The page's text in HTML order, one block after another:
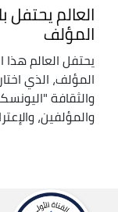
العالم يحتفل
المؤلف
يحتفل العالم هذا
المؤلف، الذي
والثقافة
والمؤلفين،